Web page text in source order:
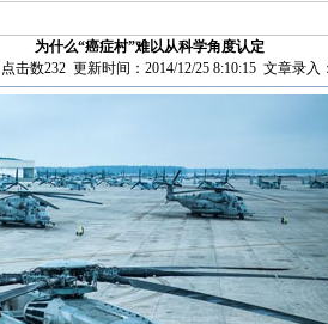
为什么“癌症村”难以从科学角度认定
点击数232 更新时间：2014/12/25 8:10:15 文章录入